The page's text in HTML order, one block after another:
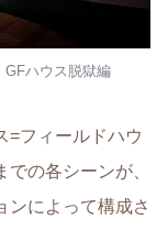
GFハウス脱獄編
=フィールドハウ
の各シーンが、
ンによって構成さ